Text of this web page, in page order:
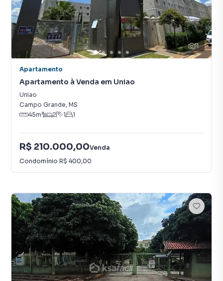
11
Apartamento
Apartamento à Venda em Uniao
Uniao
Campo Grande, MS
45m² 2 1 1
R$ 210.000,00Venda
Condomínio R$ 400,00